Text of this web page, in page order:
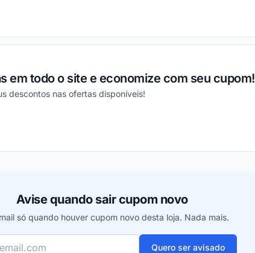
em todo o site e economize com seu cupom!
descontos nas ofertas disponíveis!
Avise quando sair cupom novo
só quando houver cupom novo desta loja. Nada mais.
Quero ser avisado